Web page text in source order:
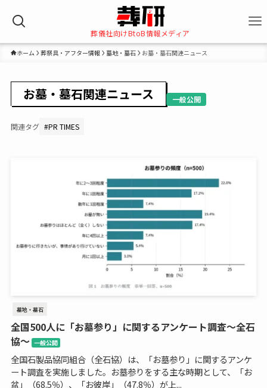
葬儀社向けBtoB情報メディア
ホーム 葬祭具・アフター情報 墓地・墓石 お墓・墓石関連ニュース
お墓・墓石関連ニュース 一般公開
関連タグ #PR TIMES
墓地・墓石
全国500人に「お墓参り」に関するアンケート調査～全石
協～ 一般公開
全国石製品協同組合（全石協）は、「お墓参り」に関するアンケ
ート調査を実施しました。お墓参りをする主な時期として、「お
盆」（68.5％）、「お彼岸」（47.8％）が上...